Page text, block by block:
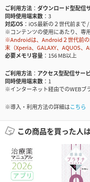
ご利用方法
ダウンロード型配信
同時使用端末数
3
対応OS
iOS最新の２世代前まで
※コンテンツの使用にあたり、専
※Androidは、Android２世代前の
末（Xperia、GALAXY、AQUOS
必要メモリ容量
156 MB以上
ご利用方法
アクセス型配信サー
同時使用端末数
1
※インターネット経由でのWEBブ
※導入・利用方法の詳細はこちら
この商品を買った人